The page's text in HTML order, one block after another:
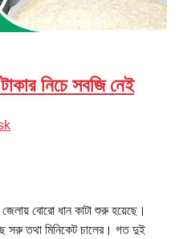
নিচে সবজি নেই
বোরো ধান কাটা শুরু হয়েছে।
সরু তথা মিনিকেট চালের। গত দুই